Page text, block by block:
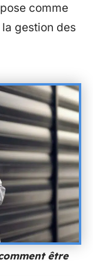
comme
gestion des
être